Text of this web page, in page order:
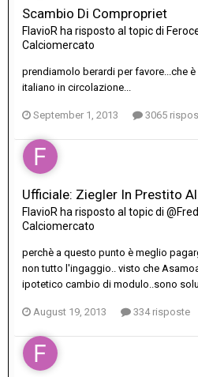
Scambio Di Compropriet
FlavioR ha risposto al topic di
Calciomercato
prendiamolo berardi per favore...che
italiano in circolazione...
September 1, 2013 3065
Ufficiale: Ziegler In Prestito
FlavioR ha risposto al topic di
Calciomercato
perchè a questo punto è meglio
non tutto l'ingaggio.. visto che
ipotetico cambio di modulo..sono
August 19, 2013 334 risposte